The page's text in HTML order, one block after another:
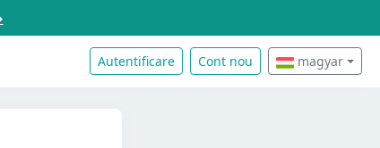
Autentificare Cont nou magyar